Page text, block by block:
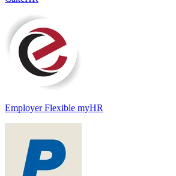
Employer Flexible myHR